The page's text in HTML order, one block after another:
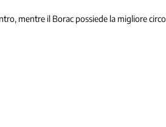
mentre il Borac possiede la migliore